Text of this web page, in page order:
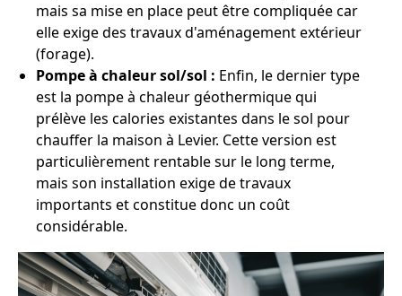
mais sa mise en place peut être compliquée car
elle exige des travaux d'aménagement extérieur
(forage).
Pompe à chaleur sol/sol : Enfin, le dernier type
est la pompe à chaleur géothermique qui
prélève les calories existantes dans le sol pour
chauffer la maison à Levier. Cette version est
particulièrement rentable sur le long terme,
mais son installation exige de travaux
importants et constitue donc un coût
considérable.